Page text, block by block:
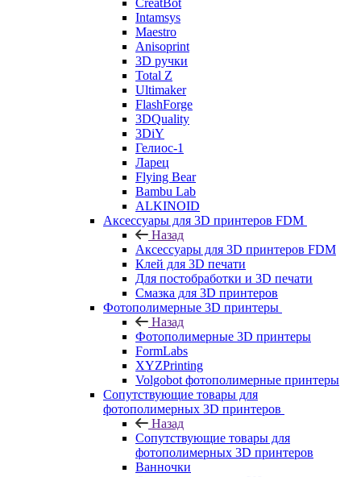
CreatBot
Intamsys
Maestro
Anisoprint
3D ручки
Total Z
Ultimaker
FlashForge
3DQuality
3DiY
Гелиос-1
Ларец
Flying Bear
Bambu Lab
ALKINOID
Аксессуары для 3D принтеров FDM
Назад
Аксессуары для 3D принтеров FDM
Клей для 3D печати
Для постобработки и 3D печати
Смазка для 3D принтеров
Фотополимерные 3D принтеры
Назад
Фотополимерные 3D принтеры
FormLabs
XYZPrinting
Volgobot фотополимерные принтеры
Сопутствующие товары для
фотополимерных 3D принтеров
Назад
Сопутствующие товары для
фотополимерных 3D принтеров
Ванночки